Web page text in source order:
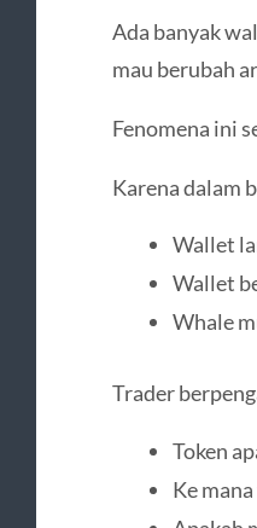
Ada banyak
mau berubah
Fenomena ini
Karena dalam
Wallet
Wallet
Whale
Trader
Token
Ke